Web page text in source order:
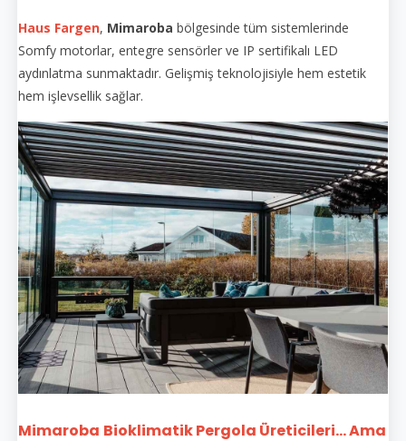
Haus Fargen, Mimaroba bölgesinde tüm sistemlerinde
Somfy motorlar, entegre sensörler ve IP sertifikalı LED
aydınlatma sunmaktadır. Gelişmiş teknolojisiyle hem estetik
hem işlevsellik sağlar.
Mimaroba Bioklimatik Pergola Üreticileri... Ama